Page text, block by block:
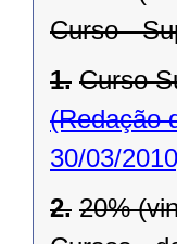
Curso -
1. Curso
(Redação
30/03/
2. 20%